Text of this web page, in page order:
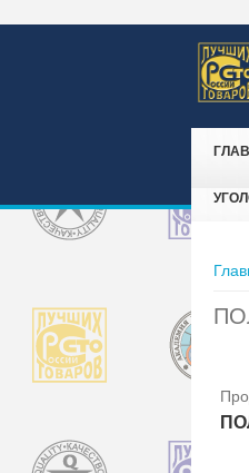
Вы